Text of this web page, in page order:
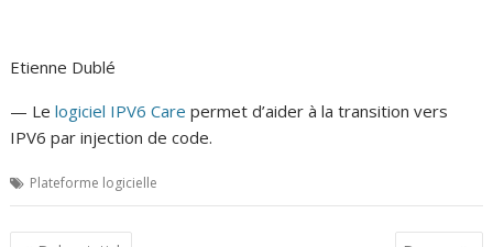
Etienne Dublé
— Le logiciel IPV6 Care permet d’aider à la transition vers
IPV6 par injection de code.
Plateforme logicielle